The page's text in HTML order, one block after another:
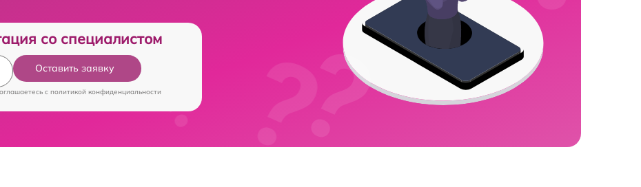
со специалистом
Оставить заявку
c политикой конфиденциальности